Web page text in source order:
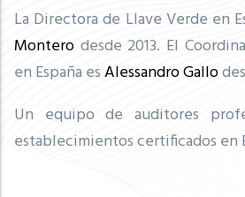
La Directora de Llave Verde en
Montero desde 2013. El
en España esAlessandro Gallo
Un equipo de auditores
establecimientos certificados en